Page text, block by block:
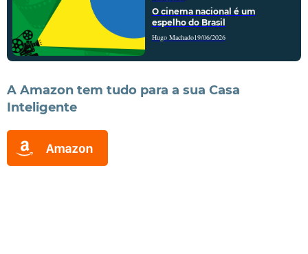
O cinema nacional é um
espelho do Brasil
Hugo Machado19/06/2026
A Amazon tem tudo para a sua Casa
Inteligente